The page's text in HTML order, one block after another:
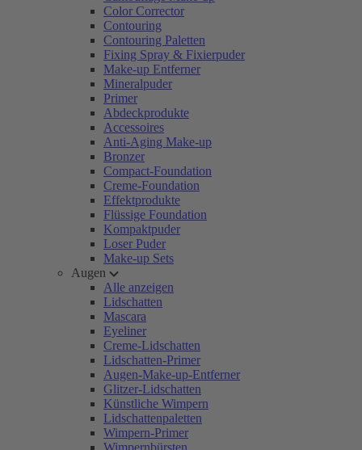
Color Corrector
Contouring
Contouring Paletten
Fixing Spray & Fixierpuder
Make-up Entferner
Mineralpuder
Primer
Abdeckprodukte
Accessoires
Anti-Aging Make-up
Bronzer
Compact-Foundation
Creme-Foundation
Effektprodukte
Flüssige Foundation
Kompaktpuder
Loser Puder
Make-up Sets
Augen
Alle anzeigen
Lidschatten
Mascara
Eyeliner
Creme-Lidschatten
Lidschatten-Primer
Augen-Make-up-Entferner
Glitzer-Lidschatten
Künstliche Wimpern
Lidschattenpaletten
Wimpern-Primer
Wimpernbürsten